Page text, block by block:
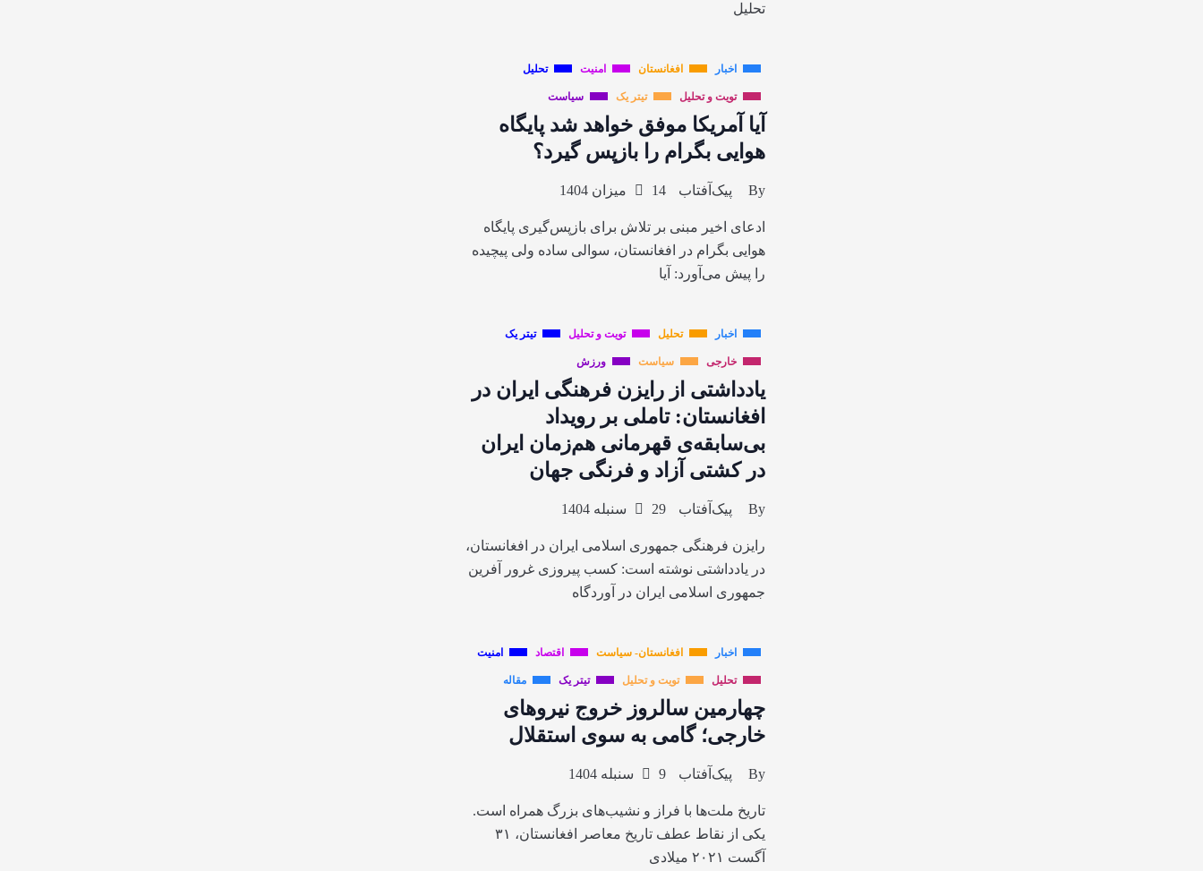
تحلیل
اخبار افغانستان امنیت تحلیل
تویت و تحلیل تیتر یک سیاست
آیا آمریکا موفق خواهد شد پایگاه
هوایی بگرام را بازپس گیرد؟
By پیک‌آفتاب 14 میزان 1404
ادعای اخیر مبنی بر تلاش برای بازپس‌گیری پایگاه
هوایی بگرام در افغانستان، سوالی ساده ولی پیچیده
را پیش می‌آورد: آیا
اخبار تحلیل تویت و تحلیل تیتر یک
خارجی سیاست ورزش
یادداشتی از رایزن فرهنگی ایران در
افغانستان: تاملی بر رویداد
بی‌سابقه‌ی قهرمانی هم‌زمان ایران
در کشتی آزاد و فرنگی جهان
By پیک‌آفتاب 29 سنبله 1404
رایزن فرهنگی جمهوری اسلامی ایران در افغانستان،
در یادداشتی نوشته است: کسب پیروزی غرور آفرین
جمهوری اسلامی ایران در آوردگاه
اخبار افغانستان- سیاست اقتصاد امنیت
تحلیل تویت و تحلیل تیتر یک مقاله
چهارمین سالروز خروج نیروهای
خارجی؛ گامی به سوی استقلال
By پیک‌آفتاب 9 سنبله 1404
تاریخ ملت‌ها با فراز و نشیب‌های بزرگ همراه است.
یکی از نقاط عطف تاریخ معاصر افغانستان، ۳۱
آگست ۲۰۲۱ میلادی